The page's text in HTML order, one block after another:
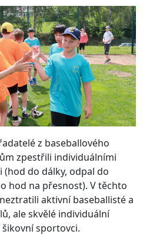
z baseballového
zpestřili individuálními
do dálky, odpal do
hod na přesnost). V těchto
aktivní baseballisté a
ale skvělé individuální
sportovci.